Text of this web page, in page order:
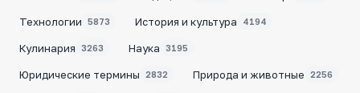
Технологии 5873 История и культура 4194
Кулинария 3263 Наука 3195
Юридические термины 2832 Природа и животные 2256